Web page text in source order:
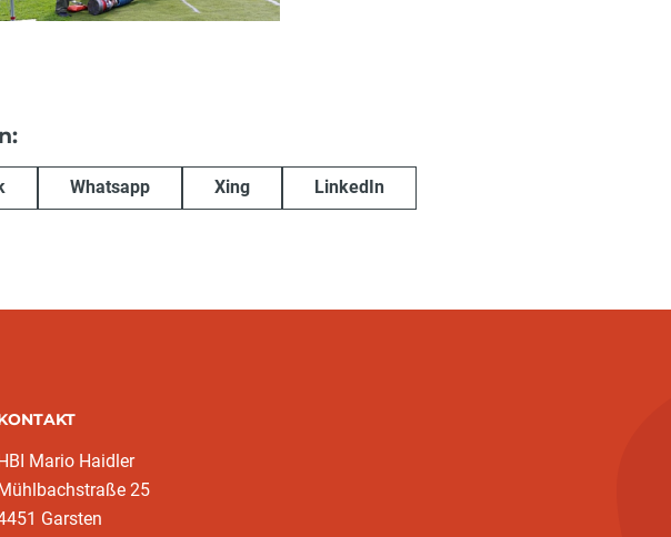
Whatsapp Xing LinkedIn
HBI Mario Haidler
Mühlbachstraße 25
Garsten